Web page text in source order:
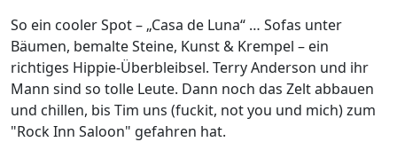
So ein cooler Spot – „Casa de Luna“ … Sofas unter
Bäumen, bemalte Steine, Kunst & Krempel – ein
richtiges Hippie-Überbleibsel. Terry Anderson und ihr
Mann sind so tolle Leute. Dann noch das Zelt abbauen
und chillen, bis Tim uns (fuckit, not you und mich) zum
"Rock Inn Saloon" gefahren hat.